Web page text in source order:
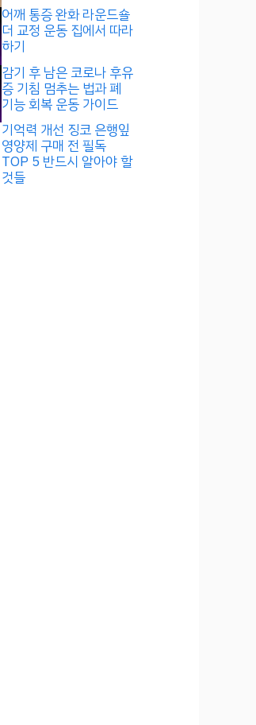
어깨 통증 완화 라운드숄
더 교정 운동 집에서 따라
하기
감기 후 남은 코로나 후유
증 기침 멈추는 법과 폐
기능 회복 운동 가이드
기억력 개선 징코 은행잎
영양제 구매 전 필독
TOP 5 반드시 알아야 할
것들